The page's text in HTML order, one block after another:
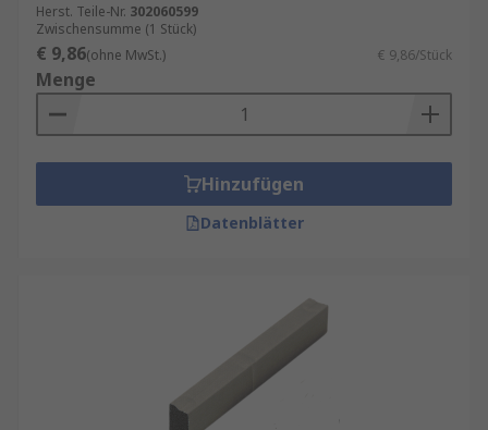
Herst. Teile-Nr. 302060599
Zwischensumme (1 Stück)
€ 9,86(ohne MwSt.) € 9,86/Stück
Menge
Hinzufügen
Datenblätter